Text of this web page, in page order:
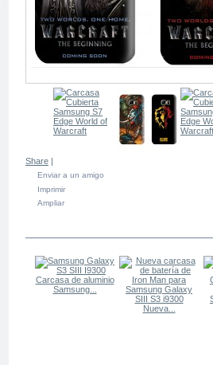
Share |
Enviar a un amigo
Imprimir
Ampliar
Samsung...
Nueva...